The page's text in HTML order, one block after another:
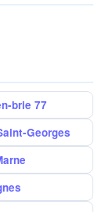
brie 77
Georges